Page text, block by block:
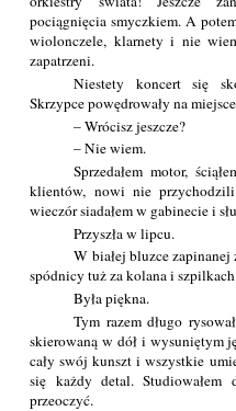
pociągnięcia smyczkiem. A
wiolonczele, klarnety i nie
zapatrzeni.
Niestety koncert się
Skrzypce powędrowały na
– Wrócisz jeszcze?
– Nie wiem.
Sprzedałem motor,
klientów, nowi nie
wieczór siadałem w gabinecie i
Przyszła w lipcu.
W białej bluzce
spódnicy tuż za kolana i
Była piękna.
Tym razem długo
skierowaną w dół i wysuniętym
cały swój kunszt i wszystkie
się każdy detal. Studiowałem
przeoczyć.